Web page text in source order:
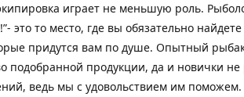
играет не меньшую роль.
это то место, где вы обязательно найдете
придутся вам по душе. Опытный
подобранной продукции, да и новички не
ведь мы с удовольствием им поможем.